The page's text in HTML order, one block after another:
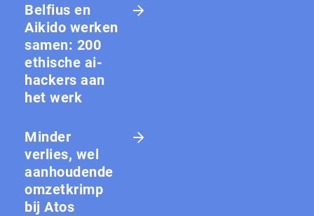
Belfius en
Aikido werken
samen: 200
ethische ai-
hackers aan
het werk
Minder
verlies, wel
aanhoudende
omzetkrimp
bij Atos